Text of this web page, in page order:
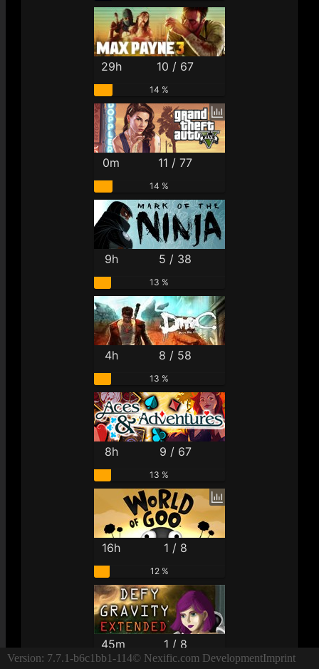
29h 10 / 67
14 %
0m 11 / 77
14 %
9h 5 / 38
13 %
4h 8 / 58
13 %
8h 9 / 67
13 %
16h 1 / 8
12 %
45m 1 / 8
Version: 7.7.1-b6c1bb1-114© Nexific.com DevelopmentImprint